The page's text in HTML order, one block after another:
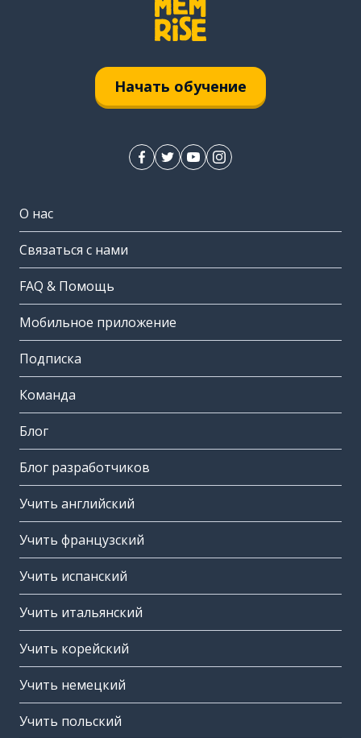
Начать обучение
О нас
Связаться с нами
FAQ & Помощь
Мобильное приложение
Подписка
Команда
Блог
Блог разработчиков
Учить английский
Учить французский
Учить испанский
Учить итальянский
Учить корейский
Учить немецкий
Учить польский